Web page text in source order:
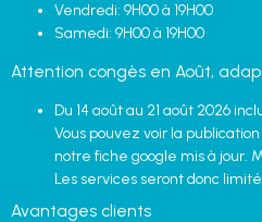
Vendredi: 9H00 à 19H00
Samedi: 9H00 à 19H00
Attention congès en Août,
Du 14 août au 21 août 2026
Vous pouvez voir la
notre fiche google mis à jour.
Les services seront donc
Avantages clients